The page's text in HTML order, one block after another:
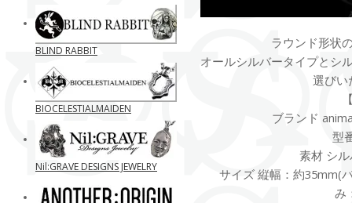
ラウンド形状
オールシルバータイプとシ
選びい
ブランド
型
素材 シ
サイズ 縦幅：約35mm(
み
BLIND RABBIT
BIOCELESTIALMAIDEN
Nil:GRAVE DESIGNS JEWELRY